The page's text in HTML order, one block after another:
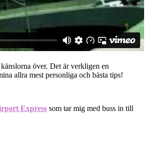
över. Det är verkligen en
allra mest personliga och bästa tips!
Express som tar mig med buss in till